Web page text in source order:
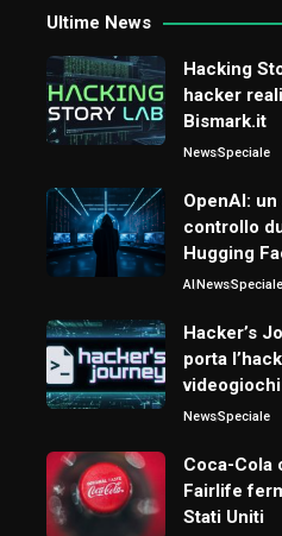
Ultime News
Hacking
hacker
Bismark.it
NewsSpeciale
OpenAI:
controllo
Hugging
AINewsSpeciale
Hacker’s
porta
videogiochi
NewsSpeciale
Coca-Cola
Fairlife
Stati Uniti